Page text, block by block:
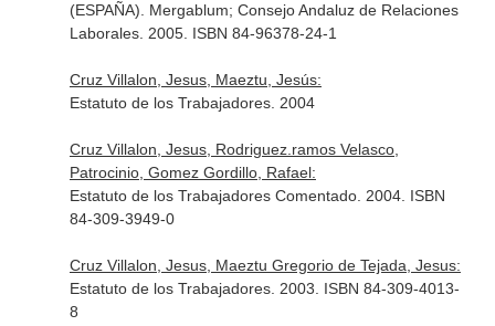
(ESPAÑA). Mergablum; Consejo Andaluz de Relaciones
Laborales. 2005. ISBN 84-96378-24-1
Cruz Villalon, Jesus, Maeztu, Jesús:
Estatuto de los Trabajadores. 2004
Cruz Villalon, Jesus, Rodriguez.ramos Velasco,
Patrocinio, Gomez Gordillo, Rafael:
Estatuto de los Trabajadores Comentado. 2004. ISBN
84-309-3949-0
Cruz Villalon, Jesus, Maeztu Gregorio de Tejada, Jesus:
Estatuto de los Trabajadores. 2003. ISBN 84-309-4013-
8